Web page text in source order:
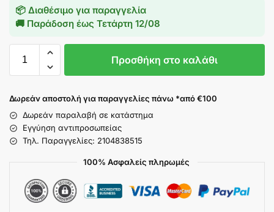
📦 Διαθέσιμο για παραγγελία
🚚 Παράδοση έως Τετάρτη 12/08
Προσθήκη στο καλάθι
Δωρεάν αποστολή για παραγγελίες πάνω *από €100
Δωρεάν παραλαβή σε κατάστημα
Εγγύηση αντιπροσωπείας
Τηλ. Παραγγελίες: 2104838515
100% Ασφαλείς πληρωμές